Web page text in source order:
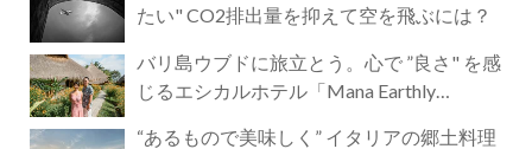
たい" CO2排出量を抑えて空を飛ぶには？
バリ島ウブドに旅立とう。心で ”良さ" を感
じるエシカルホテル「Mana Earthly
“あるもので美味しく” イタリアの郷土料理